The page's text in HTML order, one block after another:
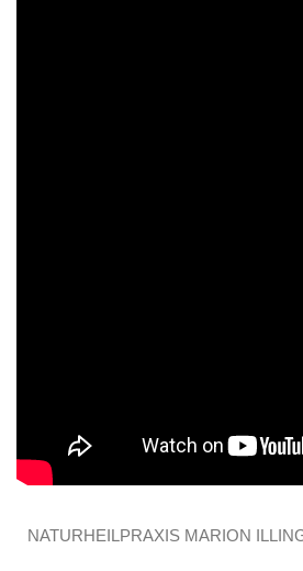
NATURHEILPRAXIS MARION